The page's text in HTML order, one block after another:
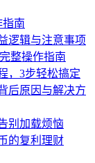
南
逻辑与注意事项
整操作指南
，3步轻松搞定
后原因与解决方
别加载烦恼
的复利理财